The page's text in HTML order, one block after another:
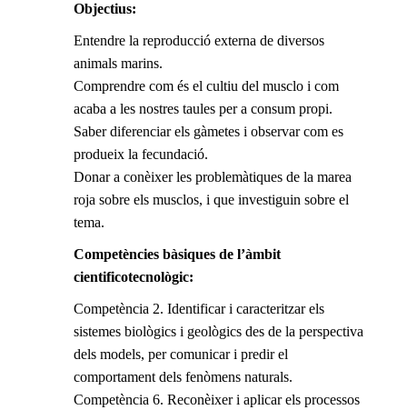
Objectius:
Entendre la reproducció externa de diversos
animals marins.
Comprendre com és el cultiu del musclo i com
acaba a les nostres taules per a consum propi.
Saber diferenciar els gàmetes i observar com es
produeix la fecundació.
Donar a conèixer les problemàtiques de la marea
roja sobre els musclos, i que investiguin sobre el
tema.
Competències bàsiques de l’àmbit
cientificotecnològic:
Competència 2. Identificar i caracteritzar els
sistemes biològics i geològics des de la perspectiva
dels models, per comunicar i predir el
comportament dels fenòmens naturals.
Competència 6. Reconèixer i aplicar els processos